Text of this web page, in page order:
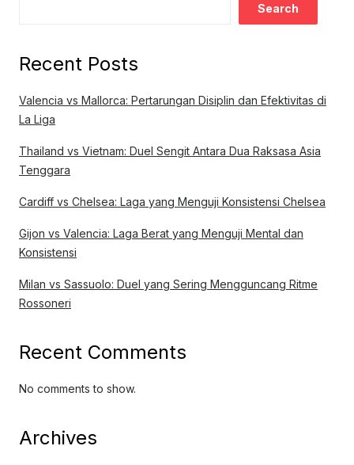
Search
Recent Posts
Valencia vs Mallorca: Pertarungan Disiplin dan Efektivitas di
La Liga
Thailand vs Vietnam: Duel Sengit Antara Dua Raksasa Asia
Tenggara
Cardiff vs Chelsea: Laga yang Menguji Konsistensi Chelsea
Gijon vs Valencia: Laga Berat yang Menguji Mental dan
Konsistensi
Milan vs Sassuolo: Duel yang Sering Mengguncang Ritme
Rossoneri
Recent Comments
No comments to show.
Archives